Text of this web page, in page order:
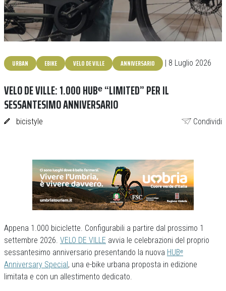
URBAN EBIKE VELO DE VILLE ANNIVERSARIO | 8 Luglio 2026
VELO DE VILLE: 1.000 HUBᵉ “LIMITED” PER IL
SESSANTESIMO ANNIVERSARIO
bicistyle Condividi
Appena 1.000 biciclette. Configurabili a partire dal prossimo 1
settembre 2026. VELO DE VILLE avvia le celebrazioni del proprio
sessantesimo anniversario presentando la nuova HUBᵉ
Anniversary Special, una e-bike urbana proposta in edizione
limitata e con un allestimento dedicato.